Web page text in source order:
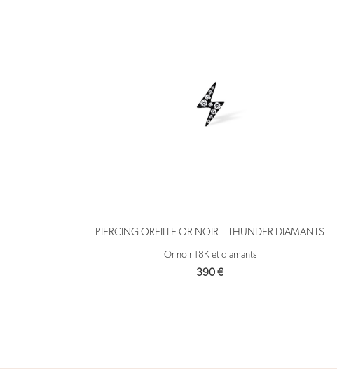
PIERCING OREILLE OR NOIR – THUNDER DIAMANTS
Or noir 18K et diamants
390€